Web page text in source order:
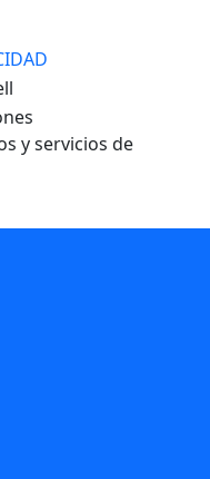
y servicios de